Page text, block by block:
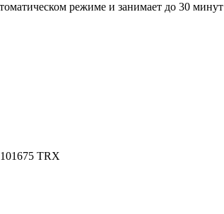
режиме и занимает до 30 минут
TRX